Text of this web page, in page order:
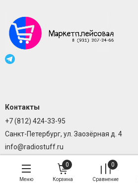
Контакты
+7 (812) 424-33-95
Санкт-Петербург, ул. Заозёрная д. 4
info@radiostuff.ru
Меню
0
Корзина
0
Сравнение